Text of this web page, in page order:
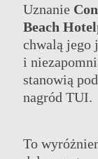
GRUPA
NASZE HOTELE
OFERTY
KLASA ELITARNA
ELIXIR SPA
Uznanie
Beach Hotel
chwalą jego
i
stanowią
nagród TUI.
To